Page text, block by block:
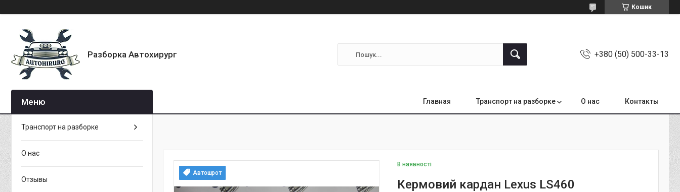
Кошик
Разборка Автохирург +380 (50) 500-33-13
Главная Транспорт на разборке О нас Контакты
Автошрот
В наявності
Кермовий кардан Lexus LS460
Транспорт на разборке
О нас
Отзывы